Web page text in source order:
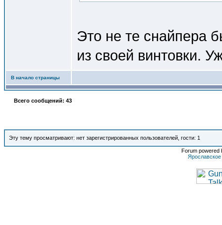
Это не те снайпера
из своей винтовки.
В начало страницы
Всего сообщений: 43
Эту тему просматривают: нет зарегистрированных пользователей, гости: 1
Forum powered